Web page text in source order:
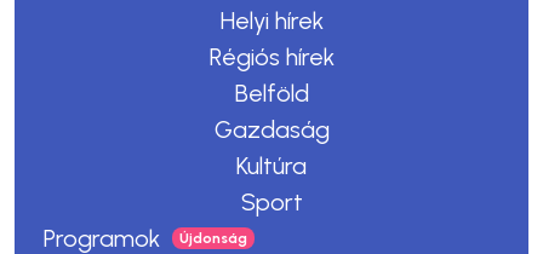
Helyi hírek
Régiós hírek
Belföld
Gazdaság
Kultúra
Sport
Programok